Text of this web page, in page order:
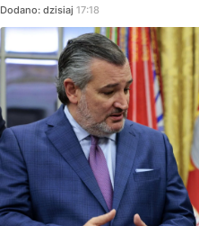
Dodano: dzisiaj 17:18